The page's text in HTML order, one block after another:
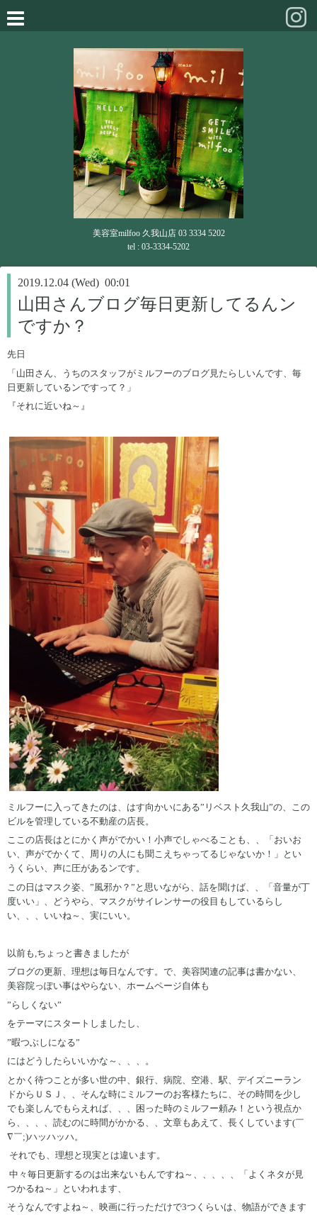
美容室milfoo 久我山店 03 3334 5202
tel : 03-3334-5202
2019.12.04 (Wed) 00:01
山田さんブログ毎日更新してるんン
ですか？
先日
「山田さん、うちのスタッフがミルフーのブログ見たらしいんです、毎
日更新しているンですって？」
『それに近いね～』
ミルフーに入ってきたのは、はす向かいにある”リベスト久我山”の、この
ビルを管理している不動産の店長。
ここの店長はとにかく声がでかい！小声でしゃべることも、、「おいお
い、声がでかくて、周りの人にも聞こえちゃってるじゃないか！」とい
うくらい、声に圧があるンです。
この日はマスク姿、”風邪か？”と思いながら、話を聞けば、、「音量が丁
度いい」、どうやら、マスクがサイレンサーの役目もしているらし
い、、、いいね～、実にいい。
以前も,ちょっと書きましたが
ブログの更新、理想は毎日なんです。で、美容関連の記事は書かない、
美容院っぽい事はやらない、ホームページ自体も
”らしくない”
をテーマにスタートしましたし、
”暇つぶしになる”
にはどうしたらいいかな～、、、。
とかく待つことが多い世の中、銀行、病院、空港、駅、デイズニーラン
ドからＵＳＪ、、そんな時にミルフーのお客様たちに、その時間を少し
でも楽しんでもらえれば、、、困った時のミルフー頼み！という視点か
ら、、、、読むのに時間がかかる、、文章もあえて、長くしています(￣
∇￣;)ハッハッハ。
それでも、理想と現実とは違います。
中々毎日更新するのは出来ないもんですね～、、、、、「よくネタが見
つかるね～」といわれます、
そうなんですよね～、映画に行っただけで3つくらいは、物語ができます